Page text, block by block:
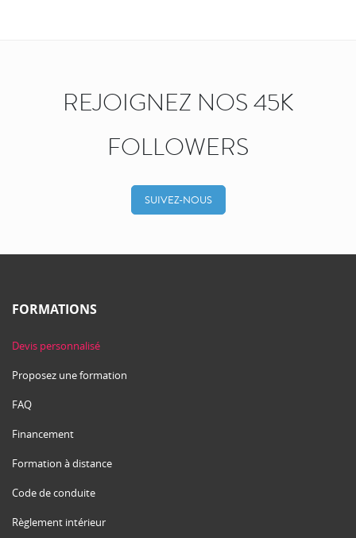
REJOIGNEZ NOS 45K
FOLLOWERS
SUIVEZ-NOUS
FORMATIONS
Devis personnalisé
Proposez une formation
FAQ
Financement
Formation à distance
Code de conduite
Règlement intérieur